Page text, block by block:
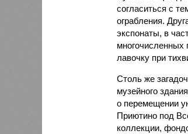
согласиться с
ограбления.
экспонаты, в
многочисленных
лавочку при
Столь же
музейного
о перемещении
Приютино под
коллекции,